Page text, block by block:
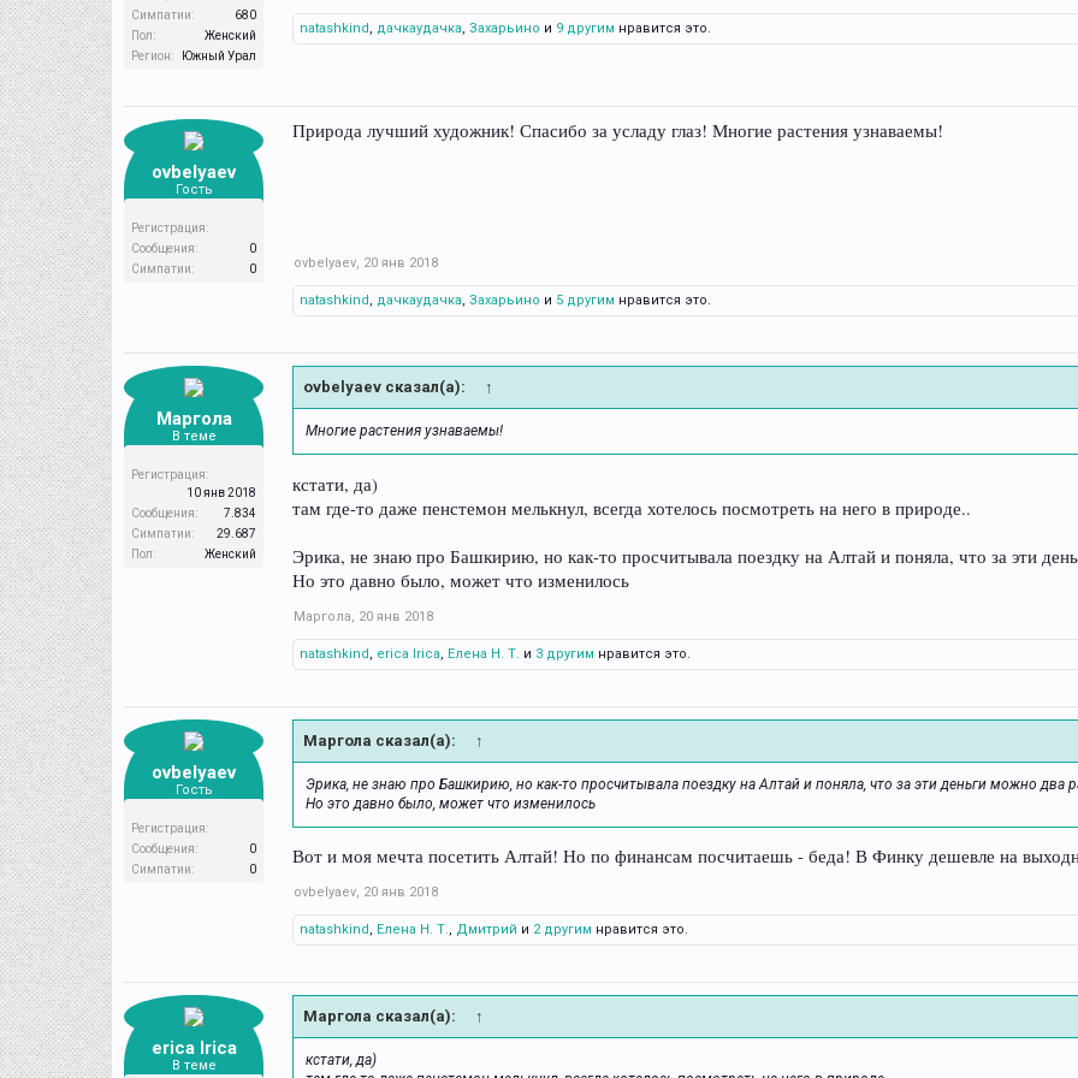
Симпатии:
680
Пол:
Женский
Регион:
Южный Урал
natashkind, дачкаудачка, Захарьино и 9 другим нравится это.
ovbelyaev
Гость
Регистрация:
Сообщения:
0
Симпатии:
0
Природа лучший художник! Спасибо за усладу глаз! Многие растения узнаваемы!
ovbelyaev, 20 янв 2018
natashkind, дачкаудачка, Захарьино и 5 другим нравится это.
Маргола
В теме
Регистрация:
10 янв 2018
Сообщения:
7.834
Симпатии:
29.687
Пол:
Женский
ovbelyaev сказал(а): ↑
Многие растения узнаваемы!
кстати, да)
там где-то даже пенстемон мелькнул, всегда хотелось посмотреть на него в природе..
Эрика, не знаю про Башкирию, но как-то просчитывала поездку на Алтай и поняла, что за эти
Но это давно было, может что изменилось
Маргола, 20 янв 2018
natashkind, erica Irica, Елена Н. Т. и 3 другим нравится это.
ovbelyaev
Гость
Регистрация:
Сообщения:
0
Симпатии:
0
Маргола сказал(а): ↑
Эрика, не знаю про Башкирию, но как-то просчитывала поездку на Алтай и поняла, что за эти деньги можно два
Но это давно было, может что изменилось
Вот и моя мечта посетить Алтай! Но по финансам посчитаешь - беда! В Финку дешевле на
ovbelyaev, 20 янв 2018
natashkind , Елена Н. Т., Дмитрий и 2 другим нравится это.
erica Irica
В теме
Маргола сказал(а): ↑
кстати, да)